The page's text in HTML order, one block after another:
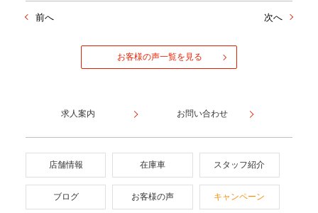
前へ 次へ
お客様の声一覧を見る
求人案内 お問い合わせ
店舗情報 在庫車 スタッフ紹介
ブログ お客様の声 キャンペーン